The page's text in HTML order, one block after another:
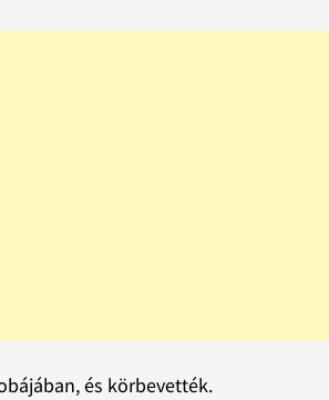
és körbevették.